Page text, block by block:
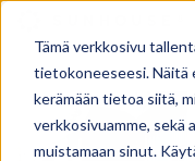
Tämä verkkosivu
tietokoneeseesi. Näitä
kerämään tietoa siitä,
verkkosivuamme, sekä
muistamaan sinut.